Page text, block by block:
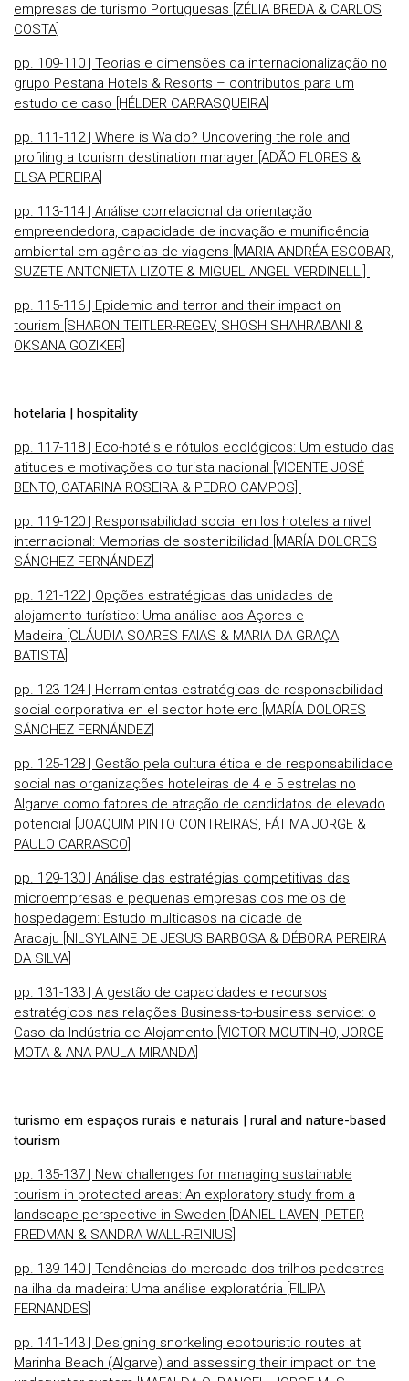
empresas de turismo Portuguesas [ZÉLIA BREDA & CARLOS
COSTA]
pp. 109-110 | Teorias e dimensões da internacionalização no
grupo Pestana Hotels & Resorts – contributos para um
estudo de caso [HÉLDER CARRASQUEIRA]
pp. 111-112 | Where is Waldo? Uncovering the role and
profiling a tourism destination manager [ADÃO FLORES &
ELSA PEREIRA]
pp. 113-114 | Análise correlacional da orientação
empreendedora, capacidade de inovação e munificência
ambiental em agências de viagens [MARIA ANDRÉA ESCOBAR,
SUZETE ANTONIETA LIZOTE & MIGUEL ANGEL VERDINELLI]
pp. 115-116 | Epidemic and terror and their impact on
tourism [SHARON TEITLER-REGEV, SHOSH SHAHRABANI &
OKSANA GOZIKER]
hotelaria | hospitality
pp. 117-118 | Eco-hotéis e rótulos ecológicos: Um estudo das
atitudes e motivações do turista nacional [VICENTE JOSÉ
BENTO, CATARINA ROSEIRA & PEDRO CAMPOS]
pp. 119-120 | Responsabilidad social en los hoteles a nivel
internacional: Memorias de sostenibilidad [MARÍA DOLORES
SÁNCHEZ FERNÁNDEZ]
pp. 121-122 | Opções estratégicas das unidades de
alojamento turístico: Uma análise aos Açores e
Madeira [CLÁUDIA SOARES FAIAS & MARIA DA GRAÇA
BATISTA]
pp. 123-124 | Herramientas estratégicas de responsabilidad
social corporativa en el sector hotelero [MARÍA DOLORES
SÁNCHEZ FERNÁNDEZ]
pp. 125-128 | Gestão pela cultura ética e de responsabilidade
social nas organizações hoteleiras de 4 e 5 estrelas no
Algarve como fatores de atração de candidatos de elevado
potencial [JOAQUIM PINTO CONTREIRAS, FÁTIMA JORGE &
PAULO CARRASCO]
pp. 129-130 | Análise das estratégias competitivas das
microempresas e pequenas empresas dos meios de
hospedagem: Estudo multicasos na cidade de
Aracaju [NILSYLAINE DE JESUS BARBOSA & DÉBORA PEREIRA
DA SILVA]
pp. 131-133 | A gestão de capacidades e recursos
estratégicos nas relações Business-to-business service: o
Caso da Indústria de Alojamento [VICTOR MOUTINHO, JORGE
MOTA & ANA PAULA MIRANDA]
turismo em espaços rurais e naturais | rural and nature-based
tourism
pp. 135-137 | New challenges for managing sustainable
tourism in protected areas: An exploratory study from a
landscape perspective in Sweden [DANIEL LAVEN, PETER
FREDMAN & SANDRA WALL-REINIUS]
pp. 139-140 | Tendências do mercado dos trilhos pedestres
na ilha da madeira: Uma análise exploratória [FILIPA
FERNANDES]
pp. 141-143 | Designing snorkeling ecotouristic routes at
Marinha Beach (Algarve) and assessing their impact on the